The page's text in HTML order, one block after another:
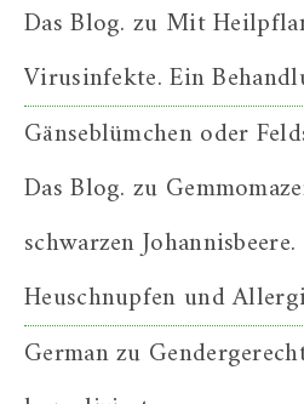
Das Blog. zu Mit
Virusinfekte. Ein
Gänseblümchen oder
Das Blog. zu
schwarzen
Heuschnupfen und
Germanzu